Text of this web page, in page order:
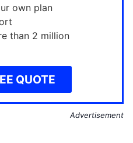
own plan
than 2 million
QUOTE
Advertisement